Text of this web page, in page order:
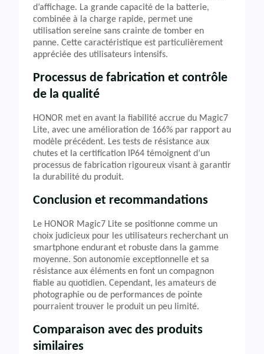
d’affichage. La grande capacité de la batterie,
combinée à la charge rapide, permet une
utilisation sereine sans crainte de tomber en
panne. Cette caractéristique est particulièrement
appréciée des utilisateurs intensifs.
Processus de fabrication et contrôle
de la qualité
HONOR met en avant la fiabilité accrue du Magic7
Lite, avec une amélioration de 166% par rapport au
modèle précédent. Les tests de résistance aux
chutes et la certification IP64 témoignent d’un
processus de fabrication rigoureux visant à garantir
la durabilité du produit.
Conclusion et recommandations
Le HONOR Magic7 Lite se positionne comme un
choix judicieux pour les utilisateurs recherchant un
smartphone endurant et robuste dans la gamme
moyenne. Son autonomie exceptionnelle et sa
résistance aux éléments en font un compagnon
fiable au quotidien. Cependant, les amateurs de
photographie ou de performances de pointe
pourraient trouver le produit un peu limité.
Comparaison avec des produits
similaires